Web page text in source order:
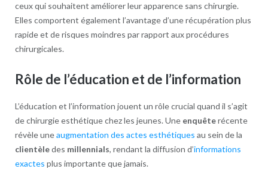
ceux qui souhaitent améliorer leur apparence sans chirurgie.
Elles comportent également l’avantage d’une récupération plus
rapide et de risques moindres par rapport aux procédures
chirurgicales.
Rôle de l’éducation et de l’information
L’éducation et l’information jouent un rôle crucial quand il s’agit
de chirurgie esthétique chez les jeunes. Une enquêterécente
révèle uneaugmentation des actes esthétiques au sein de la
clientèledes millennials, rendant la diffusion d’informations
exactes plus importante que jamais.